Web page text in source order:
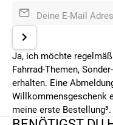
Deine E-Mail
Ja, ich möchte
Fahrrad-Themen,
erhalten. Eine
Willkommensgeschenk
meine erste Bestellung³.